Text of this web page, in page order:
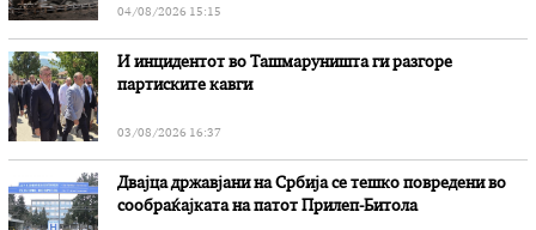
04/08/2026 15:15
И инцидентот во Ташмаруништa ги разгоре
партиските кавги
03/08/2026 16:37
Двајца државјани на Србија се тешко повредени во
сообраќајката на патот Прилеп-Битола